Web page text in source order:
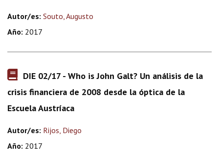
Autor/es: Souto, Augusto
Año: 2017
DIE 02/17 - Who is John Galt? Un análisis de la
crisis financiera de 2008 desde la óptica de la
Escuela Austríaca
Autor/es: Rijos, Diego
Año: 2017